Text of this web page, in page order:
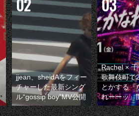
jjean、sheidAをフィー
チャーした最新シング
ル“gossip boy”MV公開
Rachel ×
歌舞伎町で
とかする『
れーーッ』